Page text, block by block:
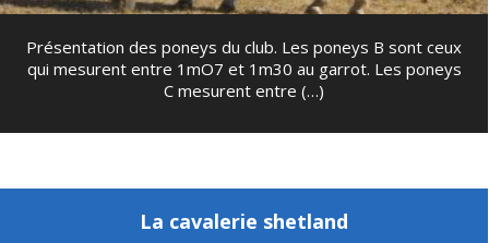
Présentation des poneys du club. Les poneys B sont ceux
qui mesurent entre 1mO7 et 1m30 au garrot. Les poneys
C mesurent entre (…)
La cavalerie shetland